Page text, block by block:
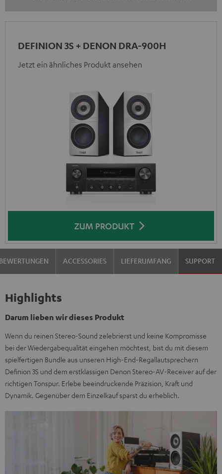
DEFINION 3S + DENON DRA-900H
Jetzt ein ähnliches Produkt ansehen
ZUM PRODUKT
ACCESSORIES LIEFERUMFANG SUPPORT
Highlights
Darum lieben wir dieses Produkt
Wenn du reinen Stereo-Sound zelebrierst und keine Kompromisse
bei der Wiedergabequalität eingehen möchtest, bist du mit diesem
spielfertigen Bundle aus unseren High-End-Regallautsprechern
Definion 3S und dem erstklassigen Denon Stereo-AV-Receiver auf der
richtigen Tonspur. Erlebe beeindruckende Präzision, Kraft und
Dynamik. Gegenüber dem Einzelkauf sparst du erheblich.